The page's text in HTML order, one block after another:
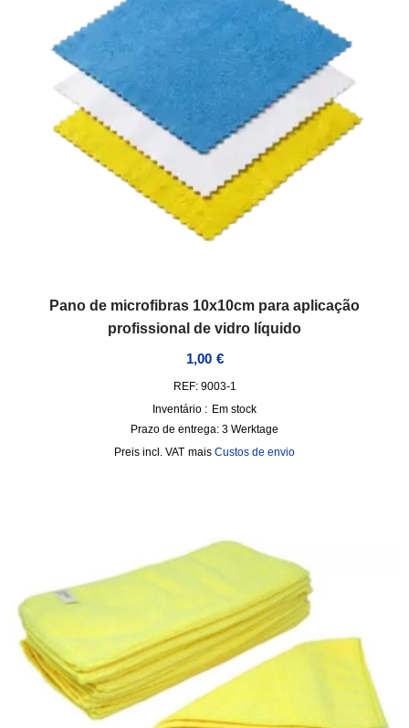
Pano de microfibras 10x10cm para aplicação
profissional de vidro líquido
1,00 €
REF: 9003-1
Inventário : Em stock
Prazo de entrega: 3 Werktage
incl. VAT mais Custos de envio